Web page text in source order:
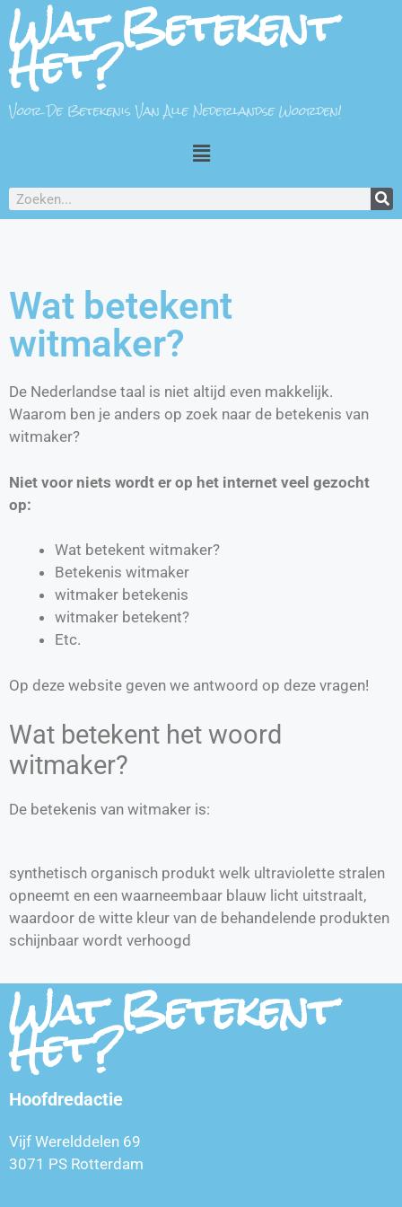
Wat Betekent
Het?
Voor De Betekenis Van Alle Nederlandse Woorden!
Wat betekent
witmaker?
De Nederlandse taal is niet altijd even makkelijk.
Waarom ben je anders op zoek naar de betekenis van
witmaker?
Niet voor niets wordt er op het internet veel gezocht
op:
Wat betekent witmaker?
Betekenis witmaker
witmaker betekenis
witmaker betekent?
Etc.
Op deze website geven we antwoord op deze vragen!
Wat betekent het woord
witmaker?
De betekenis van witmaker is:
synthetisch organisch produkt welk ultraviolette stralen
opneemt en een waarneembaar blauw licht uitstraalt,
waardoor de witte kleur van de behandelende produkten
schijnbaar wordt verhoogd
Wat Betekent
Het?
Hoofdredactie
Vijf Werelddelen 69
3071 PS Rotterdam